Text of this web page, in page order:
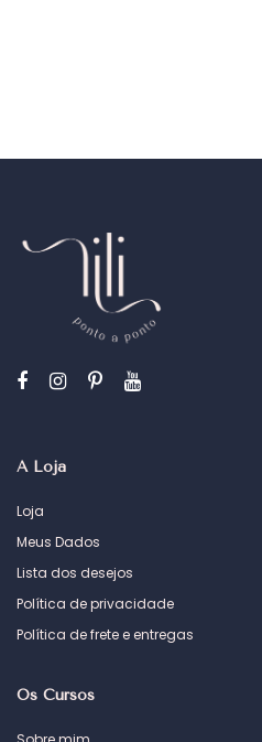
A Loja
Loja
Meus Dados
Lista dos desejos
Política de privacidade
Política de frete e entregas
Os Cursos